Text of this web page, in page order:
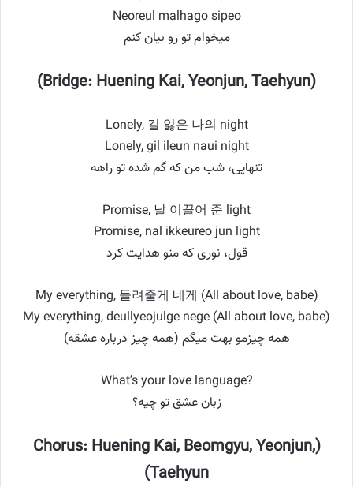
Neoreul malhago sipeo
میخوام تو رو بیان کنم
(Bridge: Huening Kai, Yeonjun, Taehyun)
Lonely, 길 잃은 나의 night
Lonely, gil ileun naui night
تنهایی، شب من که گم شده تو راهه
Promise, 날 이끌어 준 light
Promise, nal ikkeureo jun light
قول، نوری که منو هدایت کرد
My everything, 들려줄게 네게 (All about love, babe)
My everything, deullyeojulge nege (All about love, babe)
همه چیزمو بهت میگم (همه چیز درباره عشقه)
What’s your love language?
زبان عشق تو چیه؟
(Chorus: Huening Kai, Beomgyu, Yeonjun,
Taehyun)